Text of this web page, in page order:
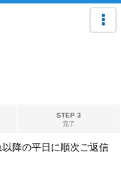
STEP 3
完了
降の平日に順次ご返信